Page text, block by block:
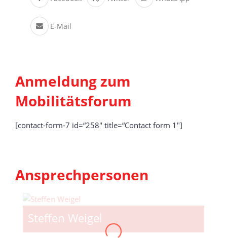
E-Mail
Anmeldung zum
Mobilitätsforum
[contact-form-7 id=“258″ title=“Contact form 1″]
Ansprechpersonen
Steffen Weigel